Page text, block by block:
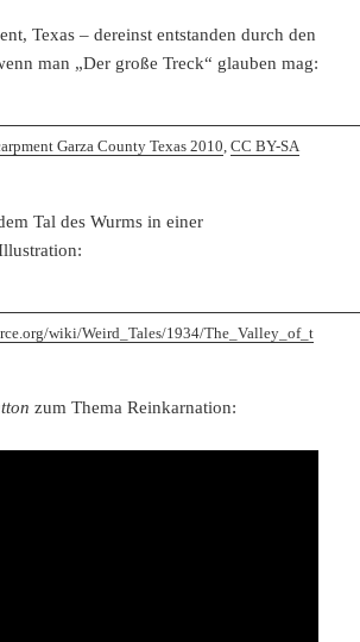
Texas – dereinst entstanden durch den
man „Der große Treck“ glauben mag:
Garza County Texas 2010 ,CC BY-SA
Tal des Wurms in einer
wiki/Weird_Tales/1934/The_Valley_of_t
zum Thema Reinkarnation: